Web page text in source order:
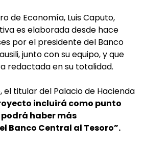
de Economía, Luis Caputo,
es elaborada desde hace
por el presidente del Banco
junto con su equipo, y que
redactada en su totalidad.
el titular del Palacio de Hacienda
incluirá como punto
haber más
Banco Central al Tesoro”.